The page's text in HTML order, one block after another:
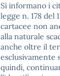
Si informano i
legge n. 178 del
cartacee non
alla naturale
anche oltre il
esclusivamente
quindi,